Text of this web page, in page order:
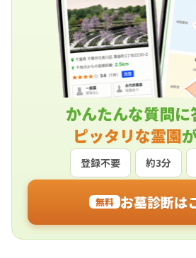
かんたんな質問に
ピッタリな霊園
登録不要 約3分
無料 お墓診断は